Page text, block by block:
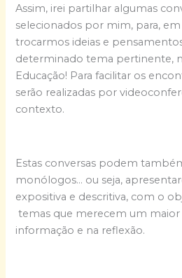
Assim, irei partilhar algumas
selecionados por mim, para,
trocarmos ideias e
determinado tema pertinente,
Educação! Para facilitar os
serão realizadas por
contexto.
Estas conversas podem
monólogos… ou seja,
expositiva e descritiva, com o
temas que merecem um
informação e na reflexão.